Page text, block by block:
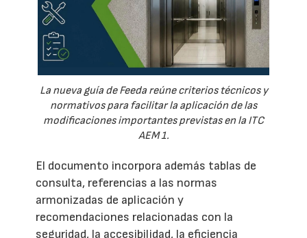
La nueva guía de Feeda reúne criterios técnicos y
normativos para facilitar la aplicación de las
modificaciones importantes previstas en la ITC
AEM 1.
El documento incorpora además tablas de
consulta, referencias a las normas
armonizadas de aplicación y
recomendaciones relacionadas con la
seguridad, la accesibilidad, la eficiencia